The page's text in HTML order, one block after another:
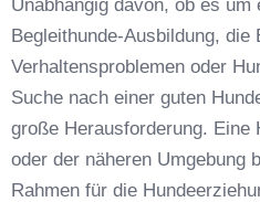
Unabhängig davon, ob es
Begleithunde-Ausbildung, die
Verhaltensproblemen oder
Suche nach einer guten
große Herausforderung. Eine
oder der näheren Umgebung
Rahmen für die